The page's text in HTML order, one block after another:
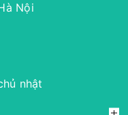
Nội
nhật